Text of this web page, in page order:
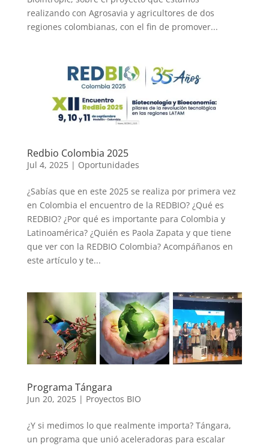
realizando con Agrosavia y agricultores de dos
regiones colombianas, con el fin de promover...
Redbio Colombia 2025
Jul 4, 2025| Oportunidades
¿Sabías que en este 2025 se realiza por primera vez
en Colombia el encuentro de la REDBIO? ¿Qué es
REDBIO? ¿Por qué es importante para Colombia y
Latinoamérica? ¿Quién es Paola Zapata y que tiene
que ver con la REDBIO Colombia? Acompáñanos en
este artículo y te...
Programa Tángara
Jun 20, 2025| Proyectos BIO
¿Y si medimos lo que realmente importa? Tángara,
un programa que unió aceleradoras para escalar